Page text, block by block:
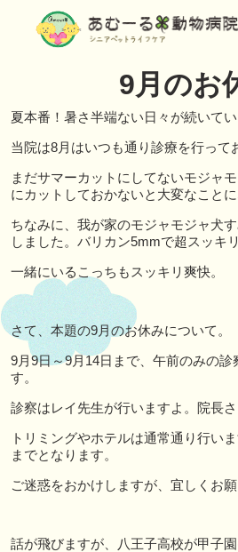
9月のお
夏本番！暑さ半端ない日々が続いてい
当院は8月はいつも通り診療を行って
まだサマーカットにしてないモジャ
にカットしておかないと大変なこと
ちなみに、我が家のモジャモジャ犬
しました。バリカン5mmで超スッキリ
一緒にいるこっちもスッキリ爽快。
さて、本題の9月のお休みについて。
9月9日～9月14日まで、午前のみの診
す。
診察はレイ先生が行いますよ。院長さ
トリミングやホテルは通常通り行い
までとなります。
ご迷惑をおかけしますが、宜しくお願
話が飛びますが、八王子高校が甲子